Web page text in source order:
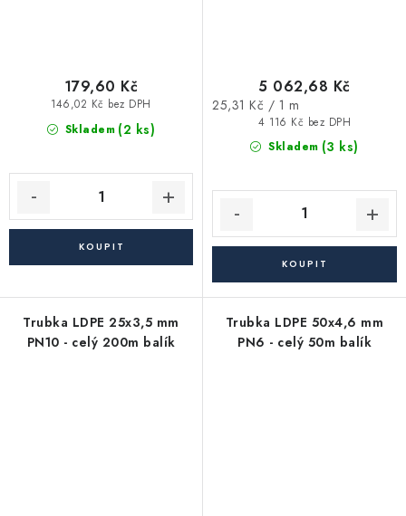
Skladem (2 ks)
146,02 Kč bez DPH
179,60 Kč
Skladem (3 ks)
4 116 Kč bez DPH
5 062,68 Kč
Měrná
25,31 Kč / 1 m
Trubka LDPE 25x3,5 mm
PN10 - celý 200m balík
Trubka LDPE 50x4,6 mm
PN6 - celý 50m balík